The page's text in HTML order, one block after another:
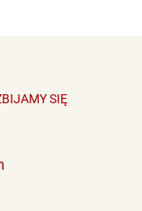
SIĘ